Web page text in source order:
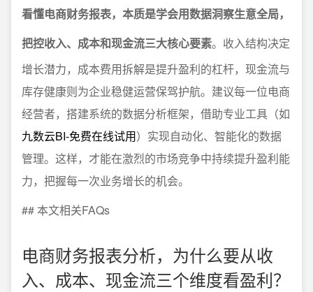
看懂电商财务报表，本质是学会用数据洞察生意全局，
把控收入、成本和现金流三大核心要素。收入结构决定
增长潜力，成本费用拆解是提升盈利的杠杆，现金流与
库存健康则为企业稳健运营保驾护航。建议每一位电商
经营者，搭建系统的数据分析框架，借助专业工具（如
九数云BI-免费在线试用）实现自动化、智能化的数据
管理。这样，才能在激烈的市场竞争中持续提升盈利能
力，把握每一次业务增长的机会。
## 本文相关FAQs
电商财务报表分析，为什么要从收
入、成本、现金流三个维度看盈利？